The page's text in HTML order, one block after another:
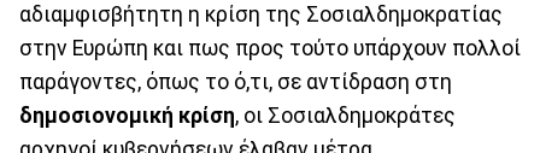
αδιαμφισβήτητη η κρίση της Σοσιαλδημοκρατίας
στην Ευρώπη και πως προς τούτο υπάρχουν πολλοί
παράγοντες, όπως το ό,τι, σε αντίδραση στη
δημοσιονομική κρίση, οι Σοσιαλδημοκράτες